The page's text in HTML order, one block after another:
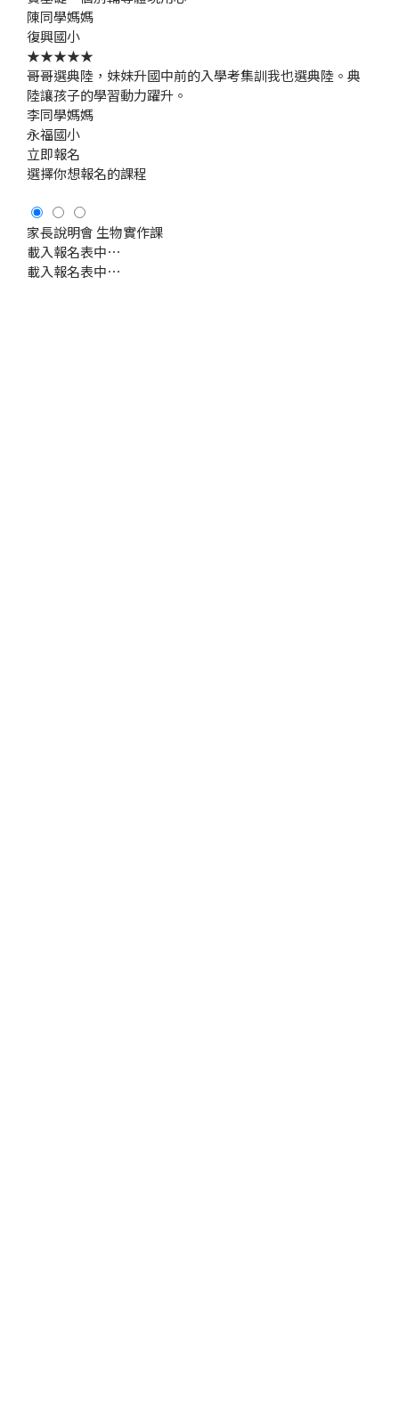
陳同學媽媽
復興國小
★★★★★
哥哥選典陸，妹妹升國中前的入學考集訓我也選典陸。典
陸讓孩子的學習動力躍升。
李同學媽媽
永福國小
立即報名
選擇你想報名的課程
家長說明會 生物實作課
載入報名表中⋯
載入報名表中⋯